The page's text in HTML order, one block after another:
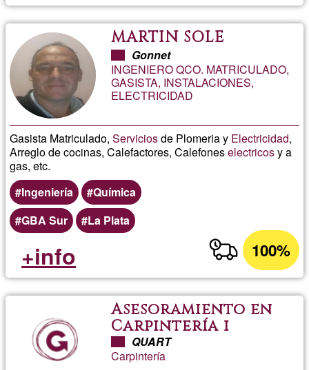
MARTIN SOLÉ
Gonnet
INGENIERO QCO. MATRICULADO,
GASISTA, INSTALACIONES,
ELECTRICIDAD
Gasista Matriculado,Serviciosde Plomeria y Electricidad,
Arreglo de cocinas, Calefactores, Calefoneselectricosy a
gas, etc.
Ingeniería
Química
GBA Sur
La Plata
100%
+info
Asesoramiento en
Carpintería i
construcciones de
madera
QUART
Carpintería